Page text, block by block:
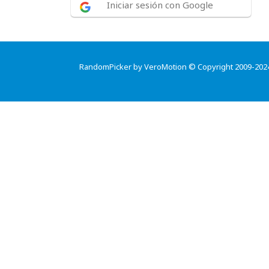
Iniciar sesión con Google
RandomPicker by VeroMotion © Copyright 2009-